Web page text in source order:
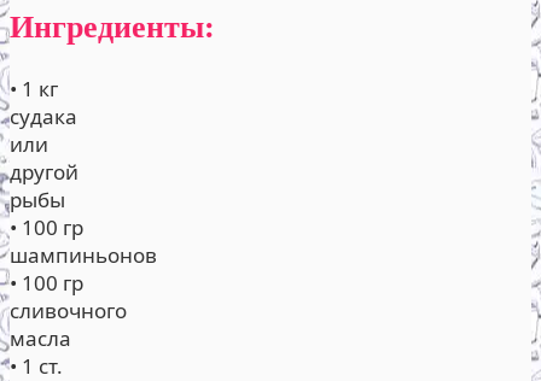
Ингредиенты:
• 1 кг
судака
или
другой
рыбы
• 100 гр
шампиньонов
• 100 гр
сливочного
масла
• 1 ст.